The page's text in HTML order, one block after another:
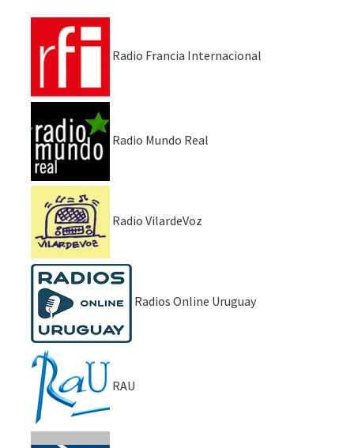
Radio Francia Internacional
Radio Mundo Real
Radio VilardeVoz
Radios Online Uruguay
RAU